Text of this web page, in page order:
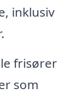
inklusiv
frisører
som